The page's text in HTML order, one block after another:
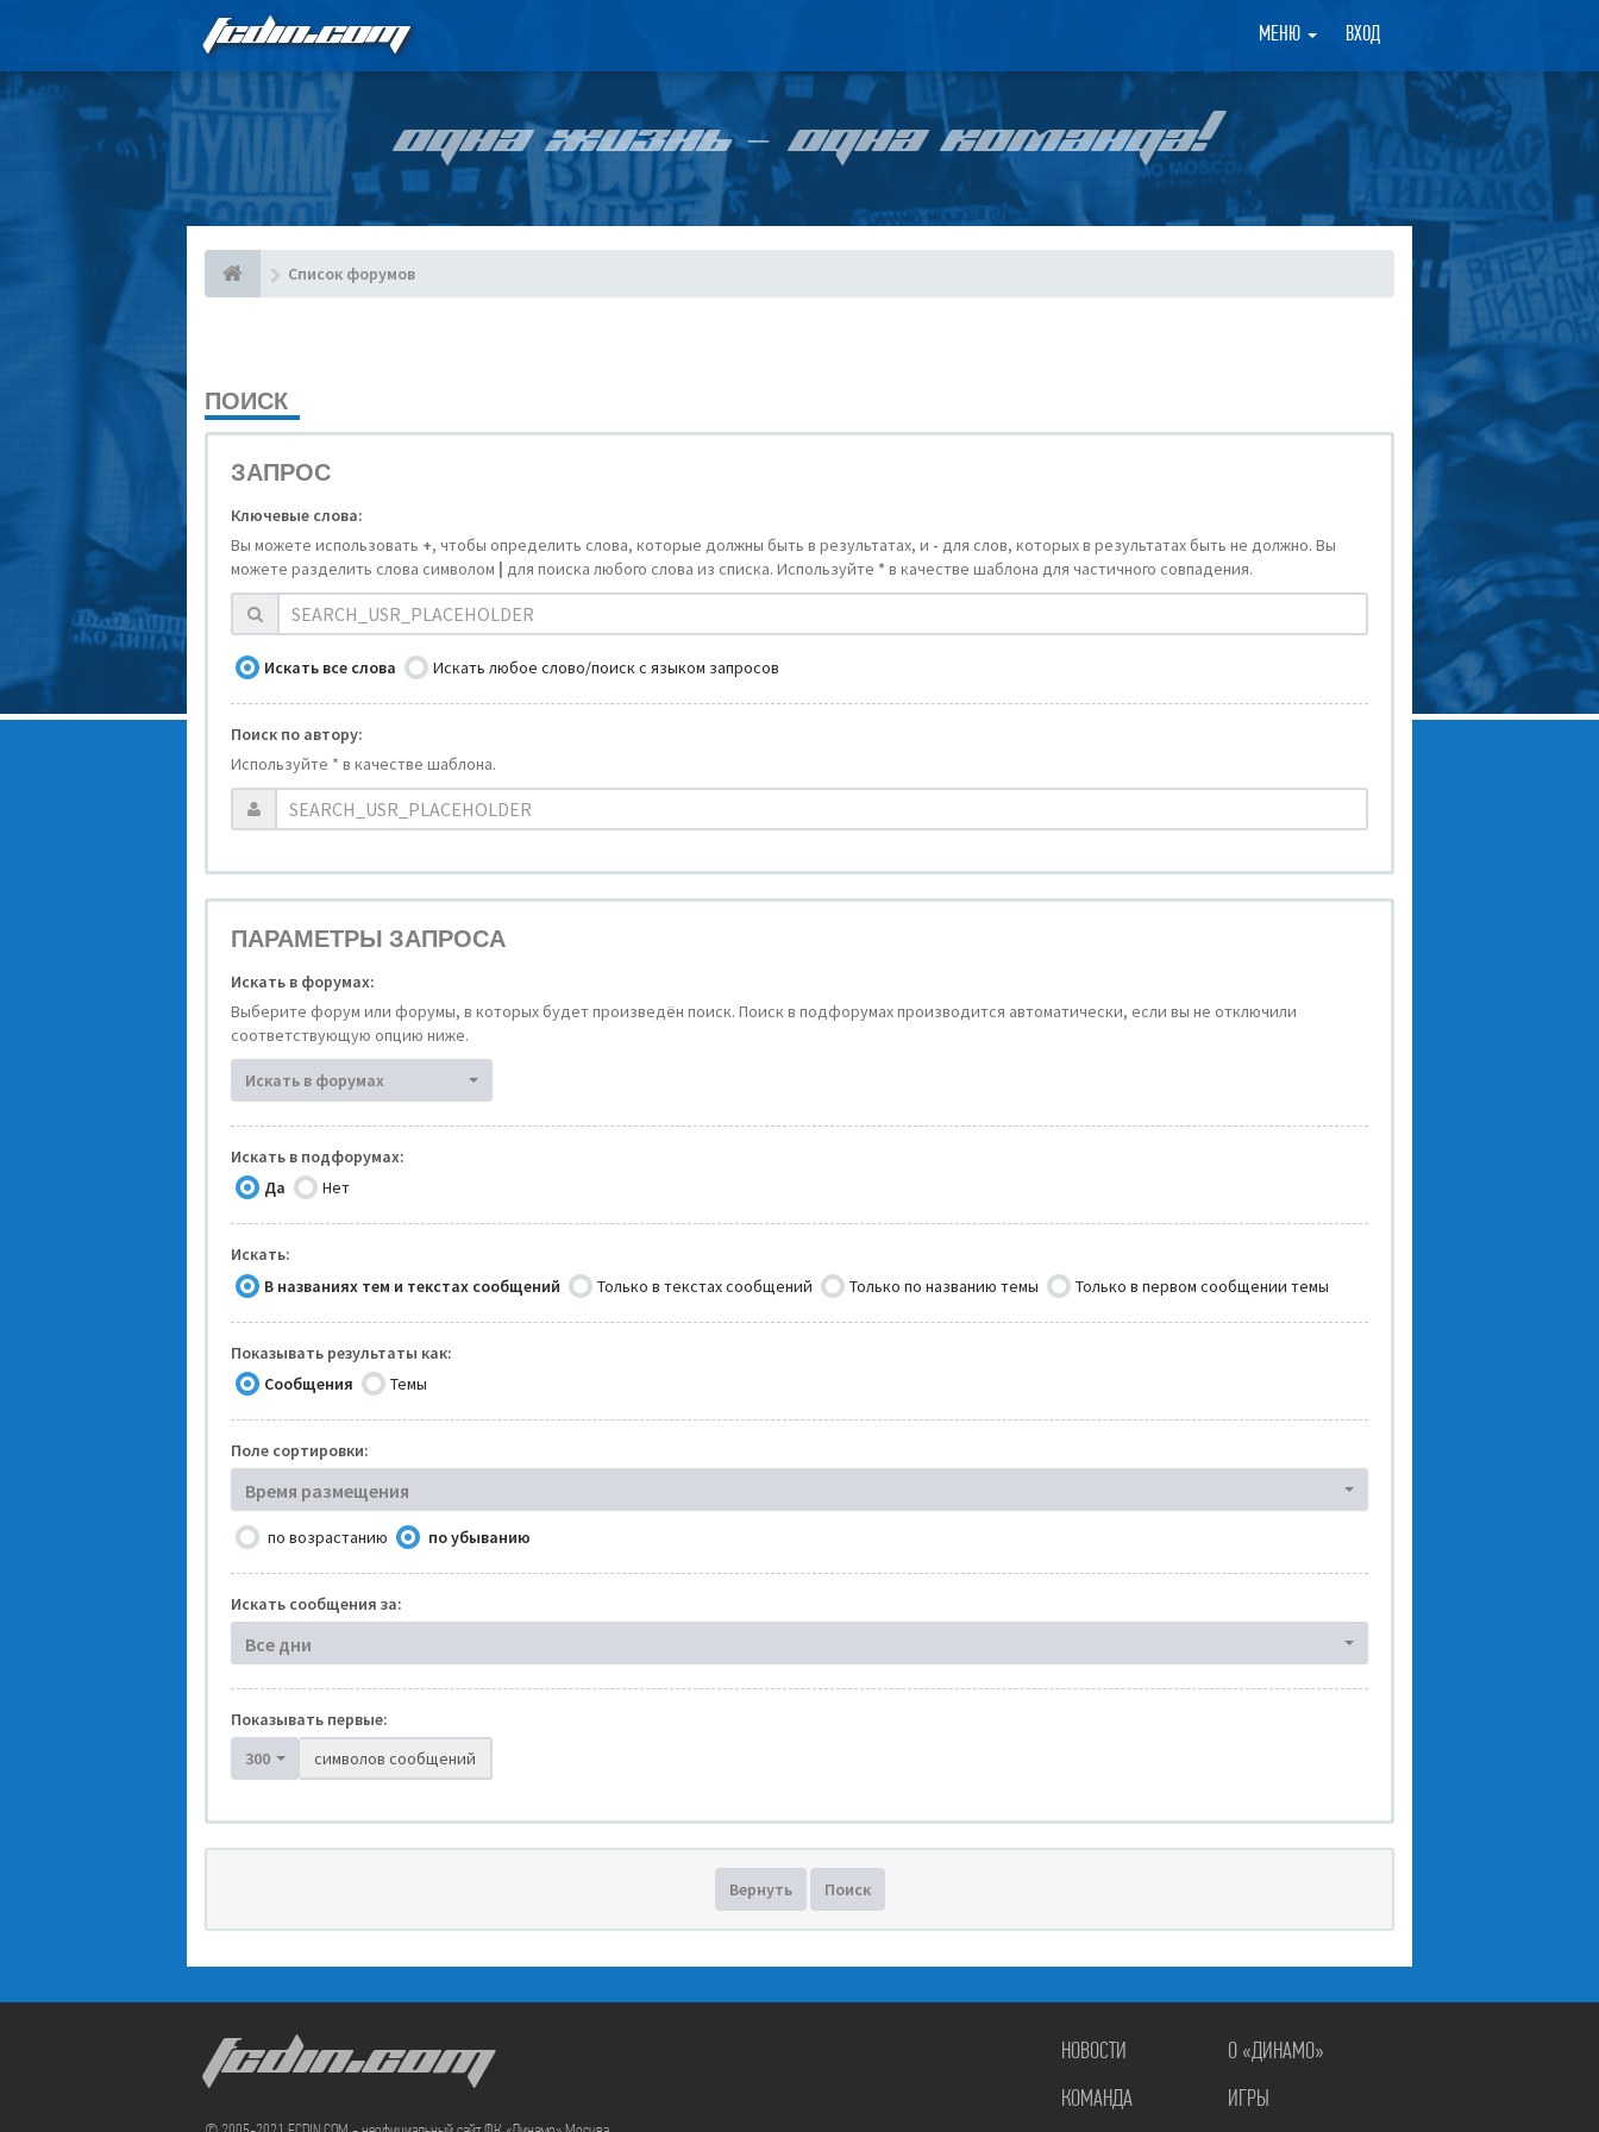
FCDIN.COM МЕНЮ ВХОД ×
ОДНА ЖИЗНЬ – ОДНА КОМАНДА!
Список форумов
ПОИСК
ЗАПРОС
Ключевые слова:
Вы можете использовать +, чтобы определить слова, которые должны быть в результатах, и - для слов, которых в результатах быть не должно. Вы
можете разделить слова символом | для поиска любого слова из списка. Используйте *в качестве шаблона для частичного совпадения.
Искать все слова Искать любое слово/поиск с языком запросов
Поиск по автору:
Используйте * в качестве шаблона.
ПАРАМЕТРЫ ЗАПРОСА
Искать в форумах:
Выберите форум или форумы, в которых будет произведён поиск. Поиск в подфорумах производится автоматически, если вы не отключили
соответствующую опцию ниже.
Искать в форумах
Искать в подфорумах:
Да
Нет
Искать:
В названиях тем и текстах сообщений
Только в текстах сообщений Только по названию темы Только в первом сообщении темы
Показывать результаты как:
Сообщения
Темы
Поле сортировки:
Время размещения
по возрастанию по убыванию
Искать сообщения за:
Все дни
Показывать первые:
300
символов сообщений
Вернуть Поиск
FCDIN.COM НОВОСТИ
О «ДИНАМО»
КОМАНДА
ИГРЫ